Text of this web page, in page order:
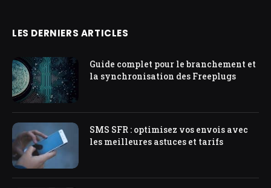
LES DERNIERS ARTICLES
Guide complet pour le branchement et
la synchronisation des Freeplugs
SMS SFR : optimisez vos envois avec
les meilleures astuces et tarifs